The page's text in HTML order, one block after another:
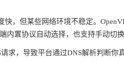
，但某些网络环境不稳定。
内置协议自动选择，也支持手动切
求，导致平台通过DNS解析判断你